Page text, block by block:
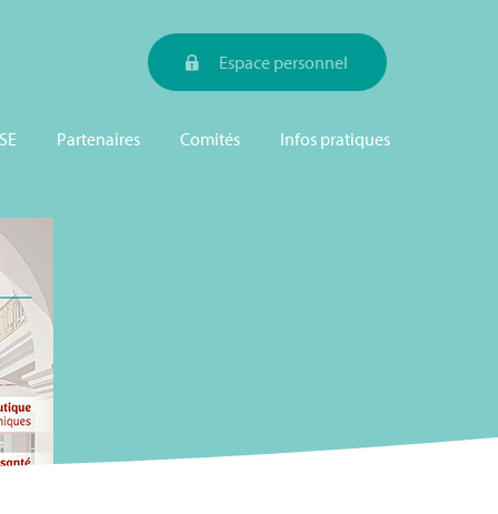
Partenaires Comités Infos pratiques
Espace personnel